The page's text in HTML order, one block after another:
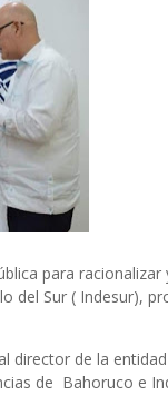
para racionalizar
del Sur ( Indesur),
director de la
de Bahoruco e